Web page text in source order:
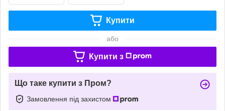
Купити
або
Купити з
Що таке купити з Пром?
Замовлення під захистом